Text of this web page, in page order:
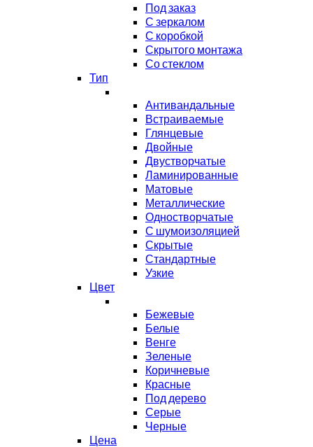
Под заказ
С зеркалом
С коробкой
Скрытого монтажа
Со стеклом
Тип
Антивандальные
Встраиваемые
Глянцевые
Двойные
Двустворчатые
Ламинированные
Матовые
Металлические
Одностворчатые
С шумоизоляцией
Скрытые
Стандартные
Узкие
Цвет
Бежевые
Белые
Венге
Зеленые
Коричневые
Красные
Под дерево
Серые
Черные
Цена